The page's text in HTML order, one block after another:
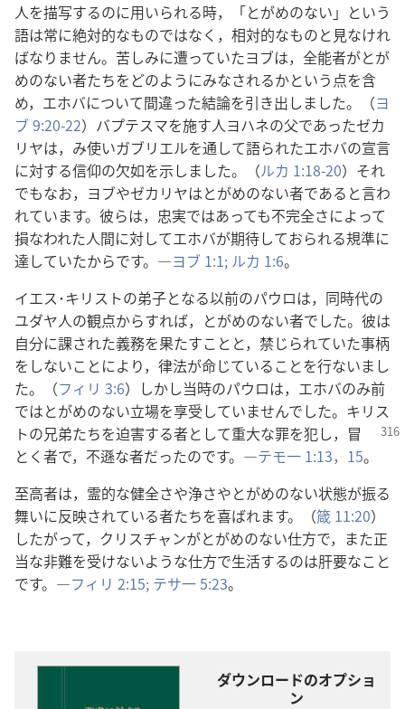
人を描写するのに用いられる時，「とがめのない」という
語は常に絶対的なものではなく，相対的なものと見なけれ
ばなりません。苦しみに遭っていたヨブは，全能者がとが
めのない者たちをどのようにみなされるかという点を含
め，エホバについて間違った結論を引き出しました。（ヨ
ブ 9:20-22）バプテスマを施す人ヨハネの父であったゼカ
リヤは，み使いガブリエルを通して語られたエホバの宣言
に対する信仰の欠如を示しました。（ルカ 1:18-20）それ
でもなお，ヨブやゼカリヤはとがめのない者であると言わ
れています。彼らは，忠実ではあっても不完全さによって
損なわれた人間に対してエホバが期待しておられる規準に
達していたからです。―ヨブ 1:1; ルカ 1:6。
イエス･キリストの弟子となる以前のパウロは，同時代の
ユダヤ人の観点からすれば，とがめのない者でした。彼は
自分に課された義務を果たすことと，禁じられていた事柄
をしないことにより，律法が命じていることを行ないまし
た。（フィリ 3:6）しかし当時のパウロは，エホバのみ前
ではとがめのない立場を享受していませんでした。キリス
トの兄弟たちを迫害する者として重大な罪を犯し，冒
とく者で，不遜な者だったのです。―テモ一 1:13， 15。
至高者は，霊的な健全さや浄さやとがめのない状態が振る
舞いに反映されている者たちを喜ばれます。（箴 11:20）
したがって，クリスチャンがとがめのない仕方で，また正
当な非難を受けないような仕方で生活するのは肝要なこと
です。―フィリ 2:15; テサ一 5:23。
ダウンロードのオプショ
ン